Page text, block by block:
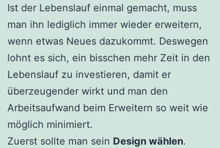
Ist der Lebenslauf einmal gemacht, muss
man ihn lediglich immer wieder erweitern,
wenn etwas Neues dazukommt. Deswegen
lohnt es sich, ein bisschen mehr Zeit in den
Lebenslauf zu investieren, damit er
überzeugender wirkt und man den
Arbeitsaufwand beim Erweitern so weit wie
möglich minimiert.
Zuerst sollte man sein Design wählen.